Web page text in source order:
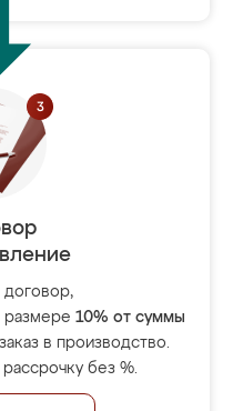
договор,
размере 10% от суммы
в производство.
без %.